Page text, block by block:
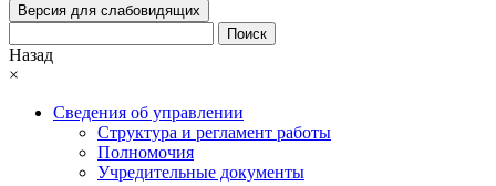
Версия для слабовидящих
Поиск
Назад
×
Сведения об управлении
Структура и регламент работы
Полномочия
Учредительные документы